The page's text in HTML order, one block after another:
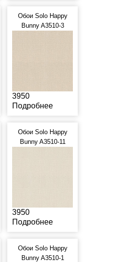
Обои Solo Happy
Bunny A3510-3
3950
Подробнее
Обои Solo Happy
Bunny A3510-11
3950
Подробнее
Обои Solo Happy
Bunny A3510-1